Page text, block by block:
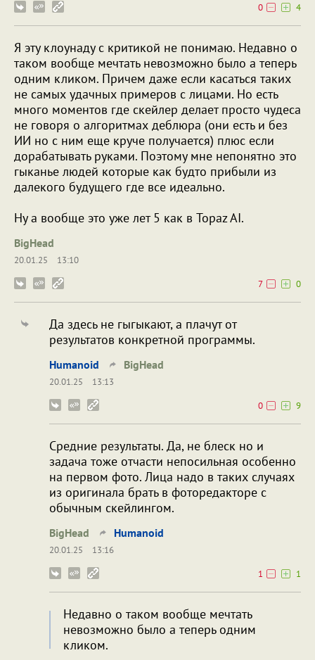
0
4
Я эту клоунаду с критикой не понимаю. Недавно о
таком вообще мечтать невозможно было а теперь
одним кликом. Причем даже если касаться таких
не самых удачных примеров с лицами. Но есть
много моментов где скейлер делает просто чудеса
не говоря о алгоритмах деблюра (они есть и без
ИИ но с ним еще круче получается) плюс если
дорабатывать руками. Поэтому мне непонятно это
гыканье людей которые как будто прибыли из
далекого будущего где все идеально.
Ну а вообще это уже лет 5 как в Topaz AI.
BigHead
20.01.25
13:10
7
0
Да здесь не гыгыкают, а плачут от
результатов конкретной программы.
Humanoid BigHead
20.01.25
13:13
0
9
Средние результаты. Да, не блеск но и
задача тоже отчасти непосильная особенно
на первом фото. Лица надо в таких случаях
из оригинала брать в фоторедакторе с
обычным скейлингом.
BigHead Humanoid
20.01.25
13:16
1
1
Недавно о таком вообще мечтать
невозможно было а теперь одним
кликом.